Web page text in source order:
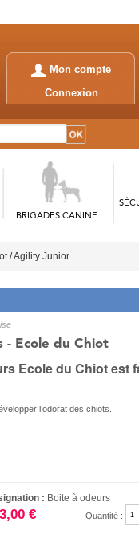
Mon compte
Connexion
BRIGADES CANINE
/ Agility Junior
- Ecole du Chiot
Ecole du Chiot est
l’odorat des chiots.
: Boite à odeurs
€ Quantité :